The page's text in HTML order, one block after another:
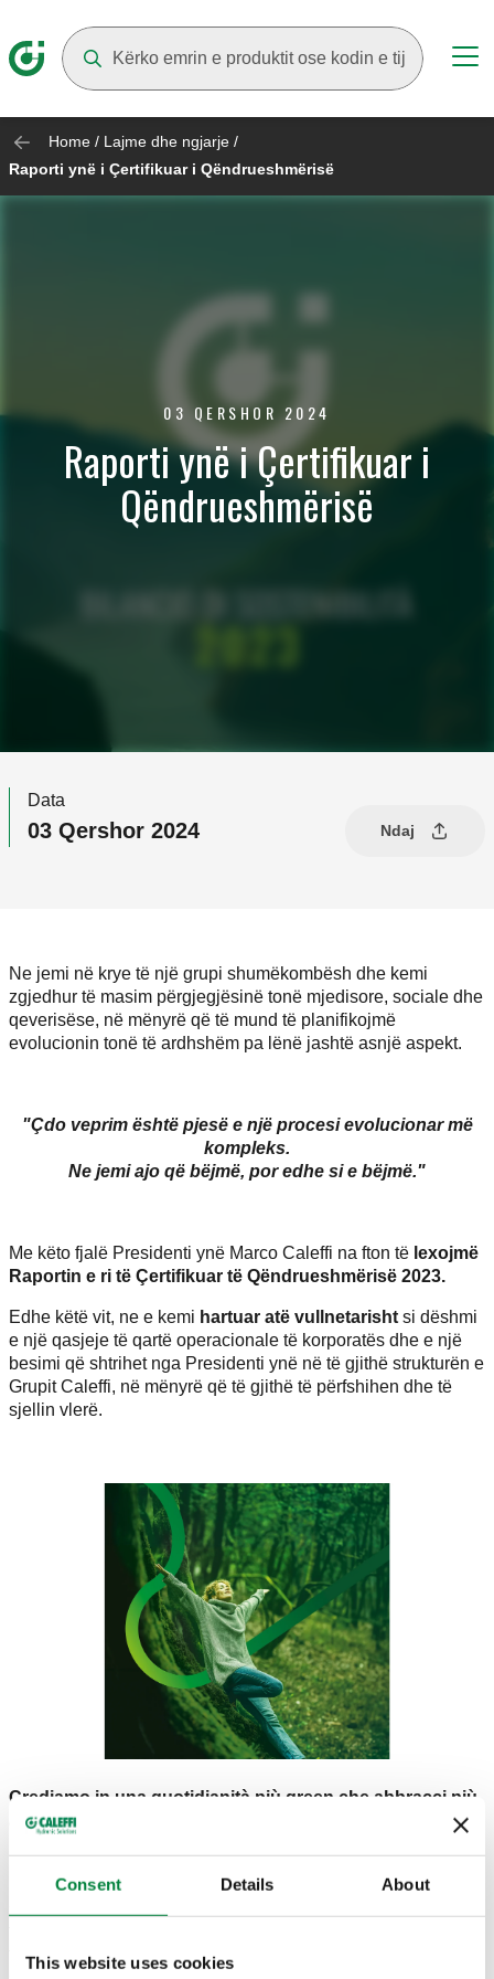
Consent Details About
This website uses cookies
Home / Lajme dhe ngjarje /
Raporti ynë i Çertifikuar i Qëndrueshmërisë
03 QERSHOR 2024
Raporti ynë i Çertifikuar i
Qëndrueshmërisë
Data
03 Qershor 2024 Ndaj
Ne jemi në krye të një grupi shumëkombësh dhe kemi
zgjedhur të masim përgjegjësinë tonë mjedisore, sociale dhe
qeverisëse, në mënyrë që të mund të planifikojmë
evolucionin tonë të ardhshëm pa lënë jashtë asnjë aspekt.
"Çdo veprim është pjesë e një procesi evolucionar më
kompleks.
Ne jemi ajo që bëjmë, por edhe si e bëjmë."
Me këto fjalë Presidenti ynë Marco Caleffi na fton të lexojmë
Raportin e ri të Çertifikuar të Qëndrueshmërisë 2023.
Edhe këtë vit, ne e kemi hartuar atë vullnetarisht si dëshmi
e një qasjeje të qartë operacionale të korporatës dhe e një
besimi që shtrihet nga Presidenti ynë në të gjithë strukturën e
Grupit Caleffi, në mënyrë që të gjithë të përfshihen dhe të
sjellin vlerë.
Crediamo in una quotidianità più green che abbracci più
aspetti della vita aziendale
processi e prodotti,
formando le nuove generazioni che potranno far parte della